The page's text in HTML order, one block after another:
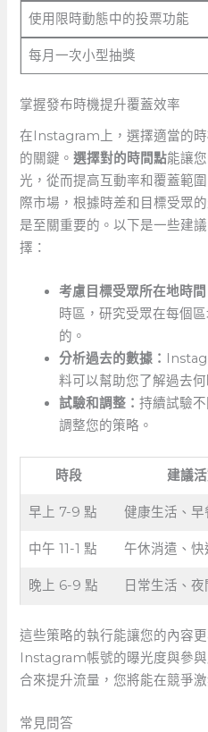
使用限時動態中的投票功能
每月一次小型抽獎
掌握發布時機提升覆蓋效率
在Instagram上，選擇適當的
的關鍵。選擇對的時間點能讓
光，從而提高互動率和覆蓋範
際市場，根據時差和目標受眾
是至關重要的。以下是一些建
擇：
考慮目標受眾所在地時
時區，研究受眾在每個
的。
分析過去的數據：
料可以幫助您了解過去
試驗和調整：持續試驗
調整您的策略。
時段 建議
早上 7-9 點 健康生活、早
中午 11-1 ⁣點 午休消遣、快
晚上 6-9‌ 點 日常生活、
這些策略的執行能讓您的內容
Instagram帳號的曝光度與參
合來提升流量，您將能在競爭
常見問答